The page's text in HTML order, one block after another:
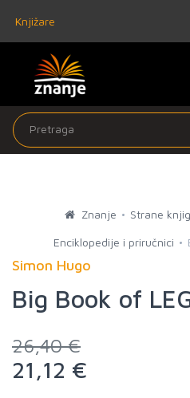
Knjižare
Znanje Strane
Enciklopedije i priručnici
Simon Hugo
Big Book of
26,40 €
21,12 €